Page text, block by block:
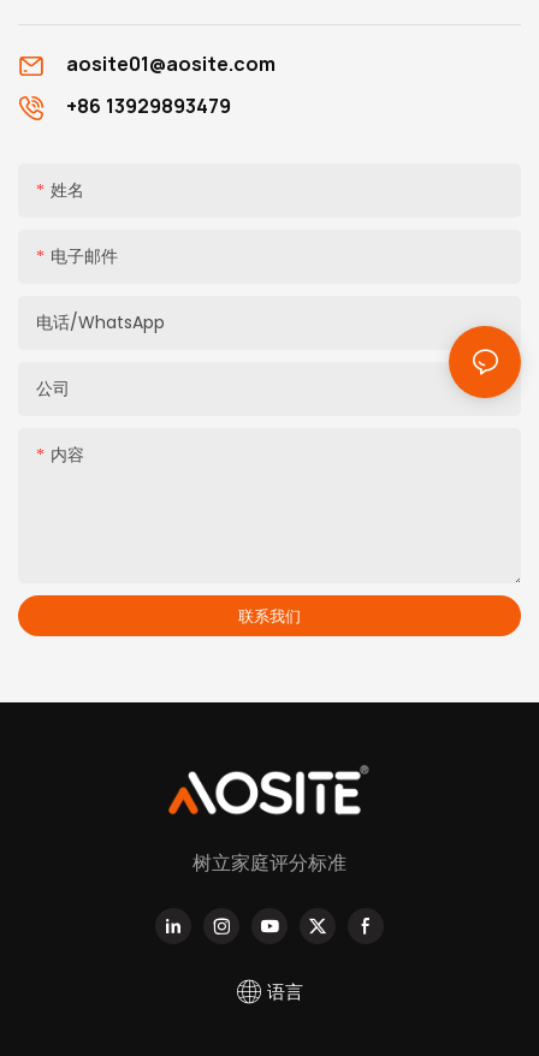
aosite01@aosite.com
+86 13929893479
姓名
电子邮件
电话/WhatsApp
公司
内容
联系我们
树立家庭评分标准
语言